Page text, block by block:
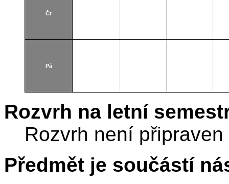
Čt
Pá
Rozvrh na letní
Rozvrh není připraven
Předmět je součástí